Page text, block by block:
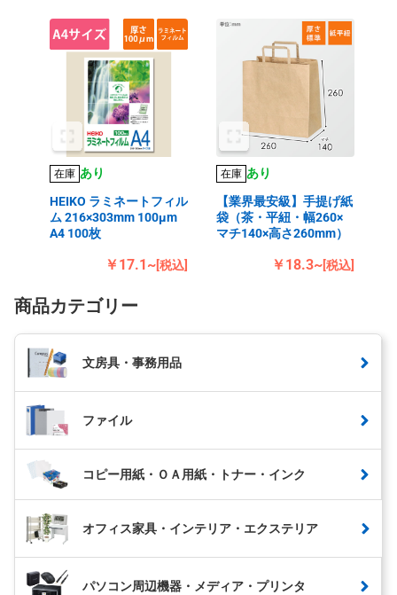
在庫 あり
HEIKO ラミネートフィル
ム 216×303mm 100μm
A4 100枚
￥17.1~[税込]
在庫 あり
【業界最安級】手提げ紙
袋（茶・平紐・幅260×
マチ140×高さ260mm）
￥18.3~[税込]
商品カテゴリー
文房具・事務用品
ファイル
コピー用紙・ＯＡ用紙・トナー・インク
オフィス家具・インテリア・エクステリア
パソコン周辺機器・メディア・プリンタ